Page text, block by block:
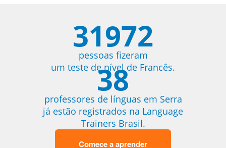
31972
pessoas fizeram
um teste de nível de Francês.
38
professores de línguas em Serra
já estão registrados na Language
Trainers Brasil.
Comece a aprender